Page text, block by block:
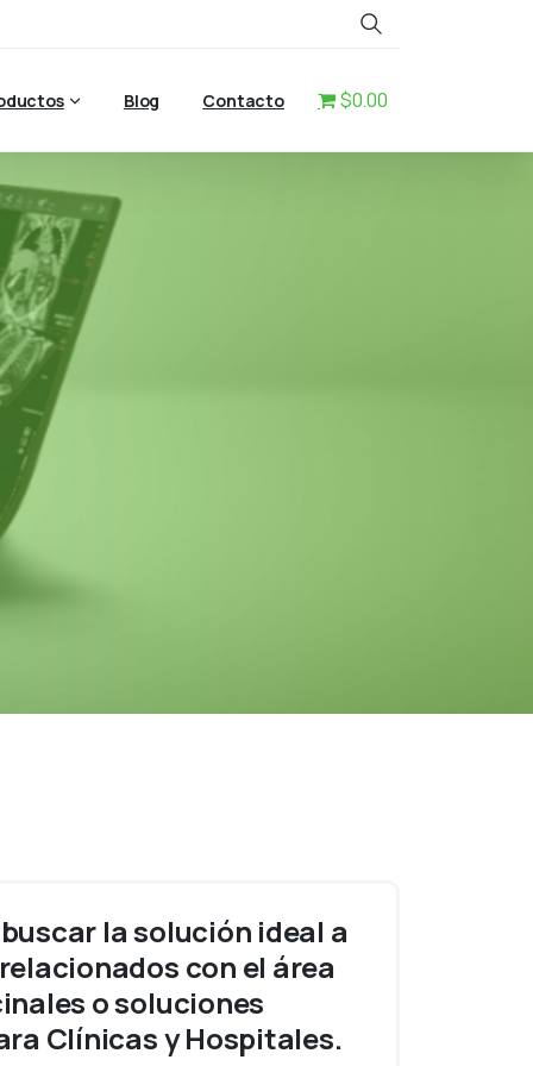
Search
Blog Contacto $0.00
la solución ideal a
con el área
o soluciones
Clínicas y Hospitales.